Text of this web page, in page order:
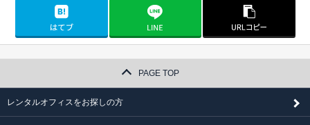
PAGE TOP
レンタルオフィスをお探しの方